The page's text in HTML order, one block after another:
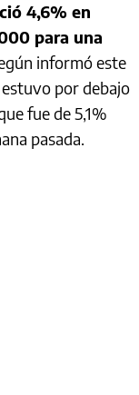
4,6% en
para una
informó este
por debajo
fue de 5,1%
pasada.